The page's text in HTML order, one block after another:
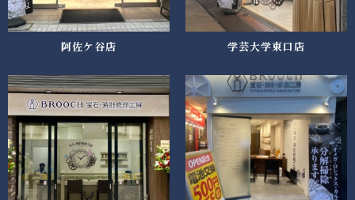
阿佐ケ谷店 学芸大学東口店